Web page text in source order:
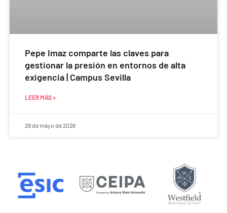
Pepe Imaz comparte las claves para
gestionar la presión en entornos de alta
exigencia | Campus Sevilla
LEER MÁS »
29 de mayo de 2026